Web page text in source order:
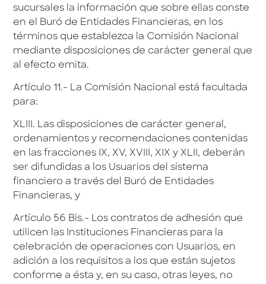
sucursales la información que sobre ellas conste
en el Buró de Entidades Financieras, en los
términos que establezca la Comisión Nacional
mediante disposiciones de carácter general que
al efecto emita.
Artículo 11.- La Comisión Nacional está facultada
para:
XLIII. Las disposiciones de carácter general,
ordenamientos y recomendaciones contenidas
en las fracciones IX, XV, XVIII, XIX y XLII, deberán
ser difundidas a los Usuarios del sistema
financiero a través del Buró de Entidades
Financieras, y
Artículo 56 Bis.- Los contratos de adhesión que
utilicen las Instituciones Financieras para la
celebración de operaciones con Usuarios, en
adición a los requisitos a los que están sujetos
conforme a ésta y, en su caso, otras leyes, no